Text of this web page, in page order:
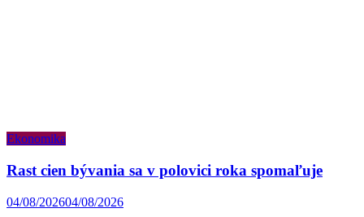
Ekonomika
Rast cien bývania sa v polovici roka spomaľuje
04/08/202604/08/2026